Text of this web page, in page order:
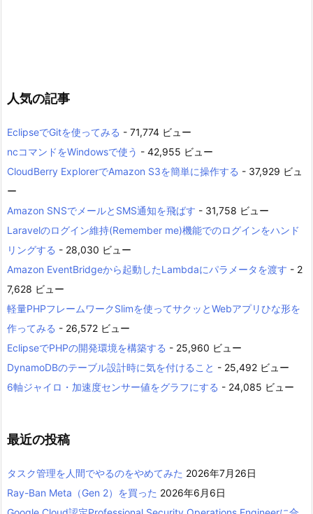
人気の記事
EclipseでGitを使ってみる - 71,774 ビュー
ncコマンドをWindowsで使う - 42,955 ビュー
CloudBerry ExplorerでAmazon S3を簡単に操作する - 37,929 ビュ
ー
Amazon SNSでメールとSMS通知を飛ばす - 31,758 ビュー
Laravelのログイン維持(Remember me)機能でのログインをハンド
リングする - 28,030 ビュー
Amazon EventBridgeから起動したLambdaにパラメータを渡す - 2
7,628 ビュー
軽量PHPフレームワークSlimを使ってサクッとWebアプリひな形を
作ってみる - 26,572 ビュー
EclipseでPHPの開発環境を構築する - 25,960 ビュー
DynamoDBのテーブル設計時に気を付けること - 25,492 ビュー
6軸ジャイロ・加速度センサー値をグラフにする - 24,085 ビュー
最近の投稿
タスク管理を人間でやるのをやめてみた 2026年7月26日
Ray-Ban Meta（Gen 2）を買った 2026年6月6日